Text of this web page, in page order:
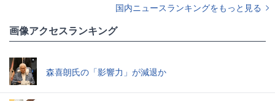
国内ニュースランキングをもっと見る
画像アクセスランキング
森喜朗氏の「影響力」が減退か